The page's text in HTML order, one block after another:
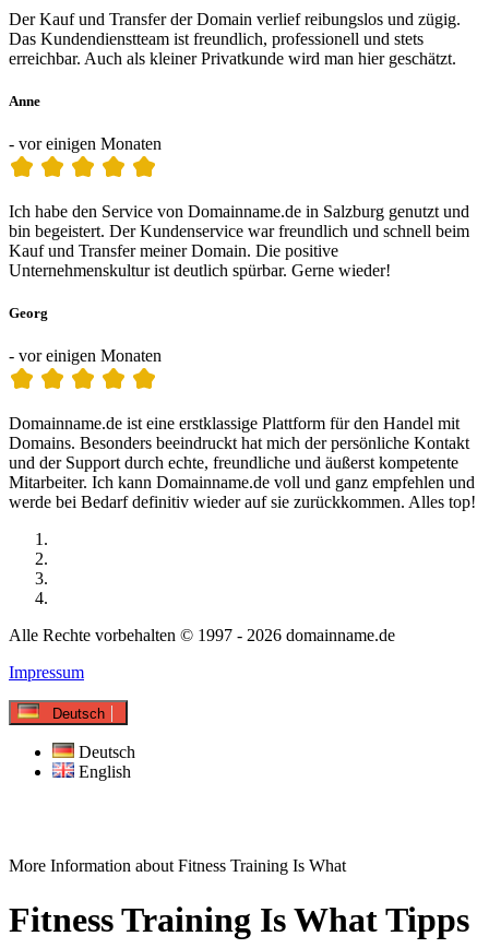
Der Kauf und Transfer der Domain verlief reibungslos und zügig.
Das Kundendienstteam ist freundlich, professionell und stets
erreichbar. Auch als kleiner Privatkunde wird man hier geschätzt.
Anne
- vor einigen Monaten
Ich habe den Service von Domainname.de in Salzburg genutzt und
bin begeistert. Der Kundenservice war freundlich und schnell beim
Kauf und Transfer meiner Domain. Die positive
Unternehmenskultur ist deutlich spürbar. Gerne wieder!
Georg
- vor einigen Monaten
Domainname.de ist eine erstklassige Plattform für den Handel mit
Domains. Besonders beeindruckt hat mich der persönliche Kontakt
und der Support durch echte, freundliche und äußerst kompetente
Mitarbeiter. Ich kann Domainname.de voll und ganz empfehlen und
werde bei Bedarf definitiv wieder auf sie zurückkommen. Alles top!
Alle Rechte vorbehalten © 1997 - 2026 domainname.de
Impressum
Deutsch
Deutsch
English
More Information about Fitness Training Is What
Fitness Training Is What Tipps